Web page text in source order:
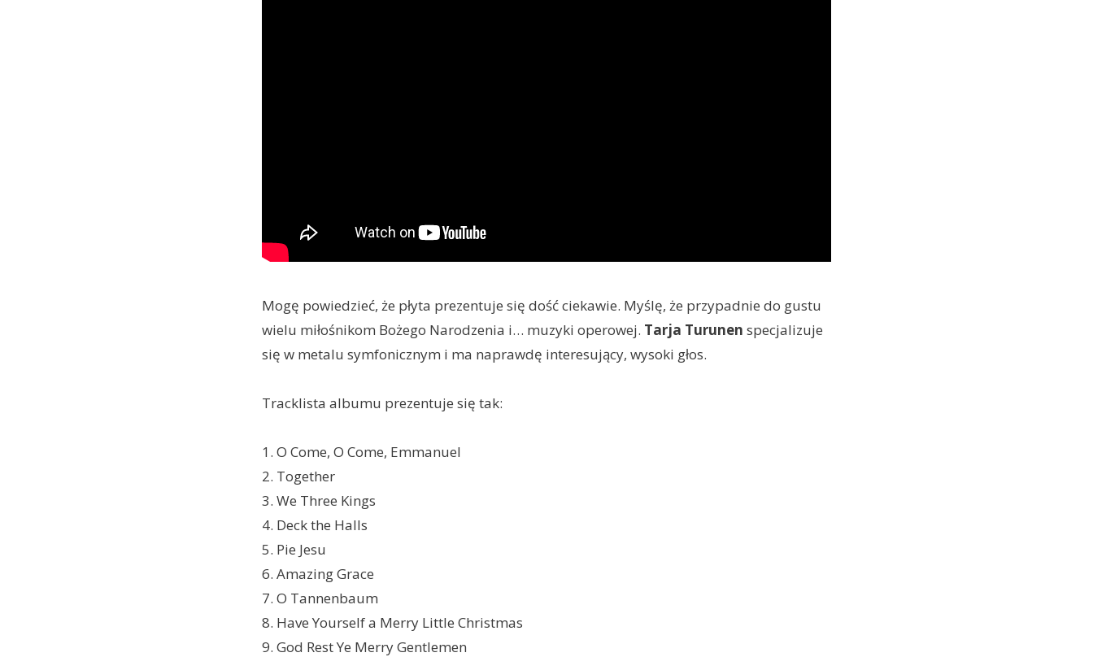
Mogę powiedzieć, że płyta prezentuje się dość ciekawie. Myślę, że przypadnie do gustu
wielu miłośnikom Bożego Narodzenia i… muzyki operowej. Tarja Turunen specjalizuje
się w metalu symfonicznym i ma naprawdę interesujący, wysoki głos.
Tracklista albumu prezentuje się tak:
1. O Come, O Come, Emmanuel
2. Together
3. We Three Kings
4. Deck the Halls
5. Pie Jesu
6. Amazing Grace
7. O Tannenbaum
8. Have Yourself a Merry Little Christmas
9. God Rest Ye Merry Gentlemen